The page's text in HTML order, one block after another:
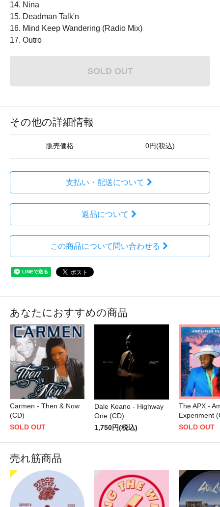
14. Nina
15. Deadman Talk'n
16. Mind Keep Wandering (Radio Mix)
17. Outro
SOLD OUT
その他の詳細情報
販売価格 0円(税込)
支払い・配送について
返品について
この商品について問い合わせる
あなたにおすすめの商品
Carmen - Then & Now
(CD)
SOLD OUT
Dale Keano - Highway
One (CD)
1,750円(税込)
The APX -
Experiment
SOLD OUT
売れ筋商品